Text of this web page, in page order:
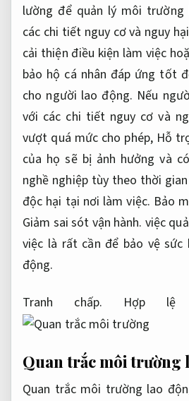
lường để quản lý môi trường
các chi tiết nguy cơ và nguy
cải thiện điều kiện làm việc
bảo hộ cá nhân đáp ứng tốt
cho người lao động. Nếu
với các chi tiết nguy cơ và
vượt quá mức cho phép, Hỗ
của họ sẽ bị ảnh hưởng và
nghề nghiệp tùy theo thời
độc hại tại nơi làm việc. Bảo
Giảm sai sót vận hành. việc
việc là rất cần để bảo vệ sức
động.
Tranh chấp. Hợp lệ
Quan trắc môi trường
Quan trắc môi trường lao